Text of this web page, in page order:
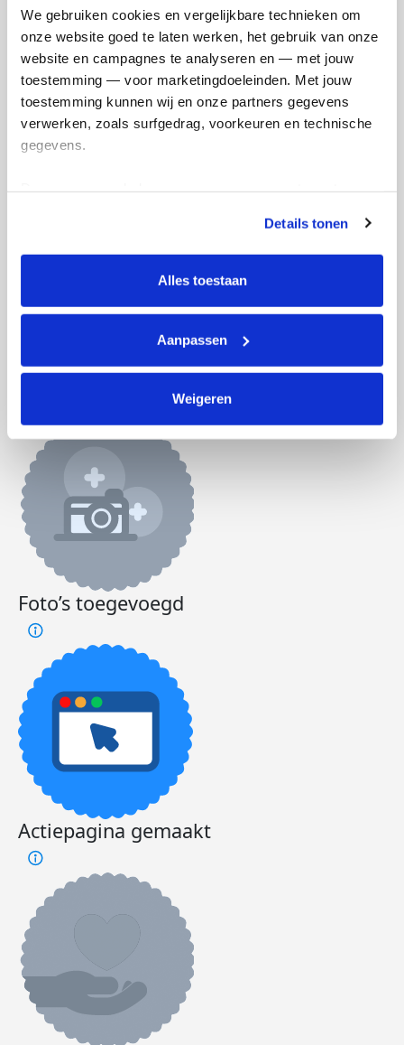
We gebruiken cookies en vergelijkbare technieken om
onze website goed te laten werken, het gebruik van onze
website en campagnes te analyseren en — met jouw
toestemming — voor marketingdoeleinden. Met jouw
toestemming kunnen wij en onze partners gegevens
verwerken, zoals surfgedrag, voorkeuren en technische
gegevens.
tonen. Je kunt je toestemming op elk moment wijzigen of
intrekken via Cookie instellingen onderaan de pagina. De
lijst met cookies is te vinden in het tabblad “details”.
Details tonen
Alles toestaan
Aanpassen
Weigeren
Ik wil bijdragen aan de transactiekosten
en betaal €0.75 extra.
Doneer nu
Streefbedrag
Jasper's badges
Foto’s toegevoegd
Actiepagina gemaakt